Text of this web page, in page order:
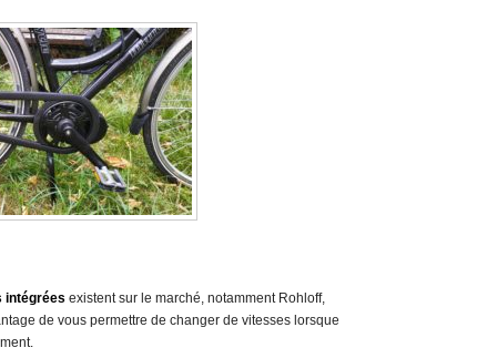
intégrées existent sur le marché, notamment Rohloff,
de vous permettre de changer de vitesses lorsque